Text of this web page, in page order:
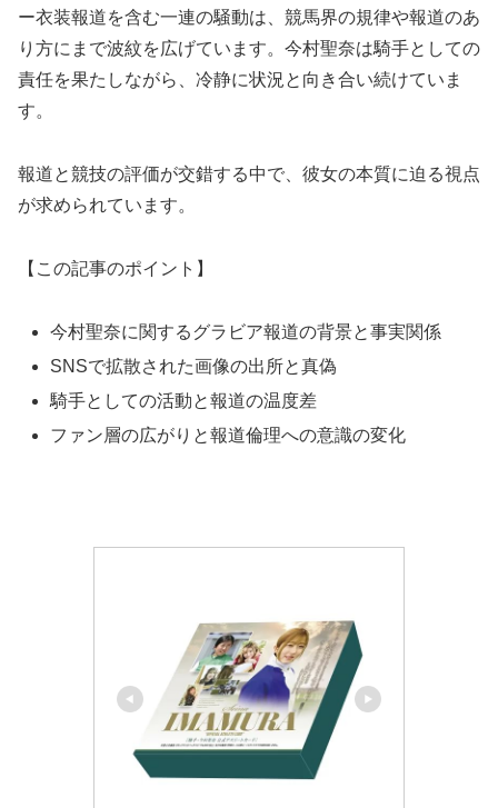
ー衣装報道を含む一連の騒動は、競馬界の規律や報道のあ
り方にまで波紋を広げています。今村聖奈は騎手としての
責任を果たしながら、冷静に状況と向き合い続けていま
す。
報道と競技の評価が交錯する中で、彼女の本質に迫る視点
が求められています。
【この記事のポイント】
今村聖奈に関するグラビア報道の背景と事実関係
SNSで拡散された画像の出所と真偽
騎手としての活動と報道の温度差
ファン層の広がりと報道倫理への意識の変化